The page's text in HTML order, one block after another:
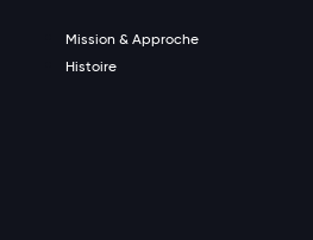
Mission & Approche
Histoire